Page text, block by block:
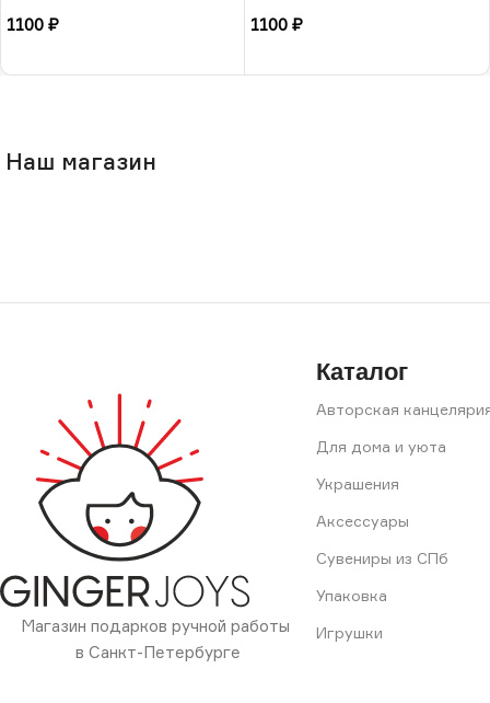
1100 ₽ 1100 ₽
Наш магазин
Магазин подарков ручной работы
в Санкт-Петербурге
Каталог
Авторская
Для дома и уюта
Украшения
Аксессуары
Сувениры из СПб
Упаковка
Игрушки